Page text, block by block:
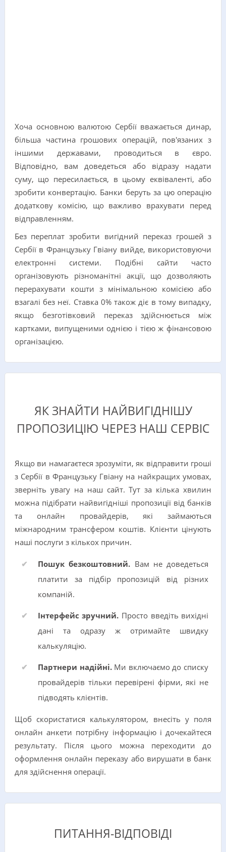
Хоча основною валютою Сербії вважається динар,
більша частина грошових операцій, пов'язаних з
іншими державами, проводиться в євро.
Відповідно, вам доведеться або відразу надати
суму, що пересилається, в цьому еквіваленті, або
зробити конвертацію. Банки беруть за цю операцію
додаткову комісію, що важливо врахувати перед
відправленням.
Без переплат зробити вигідний переказ грошей з
Сербії в Французьку Гвіану вийде, використовуючи
електронні системи. Подібні сайти часто
організовують різноманітні акції, що дозволяють
перерахувати кошти з мінімальною комісією або
взагалі без неї. Ставка 0% також діє в тому випадку,
якщо безготівковий переказ здійснюється між
картками, випущеними однією і тією ж фінансовою
організацією.
ЯК ЗНАЙТИ НАЙВИГІДНІШУ
ПРОПОЗИЦІЮ ЧЕРЕЗ НАШ СЕРВІС
Якщо ви намагаєтеся зрозуміти, як відправити гроші
з Сербії в Французьку Гвіану на найкращих умовах,
зверніть увагу на наш сайт. Тут за кілька хвилин
можна підібрати найвигідніші пропозиції від банків
та онлайн провайдерів, які займаються
міжнародним трансфером коштів. Клієнти цінують
наші послуги з кількох причин.
Пошук безкоштовний. Вам не доведеться
платити за підбір пропозицій від різних
компаній.
Інтерфейс зручний. Просто введіть вихідні
дані та одразу ж отримайте швидку
калькуляцію.
Партнери надійні.Ми включаємо до списку
провайдерів тільки перевірені фірми, які не
підводять клієнтів.
Щоб скористатися калькулятором, внесіть у поля
онлайн анкети потрібну інформацію і дочекайтеся
результату. Після цього можна переходити до
оформлення онлайн переказу або вирушати в банк
для здійснення операції.
ПИТАННЯ-ВІДПОВІДІ